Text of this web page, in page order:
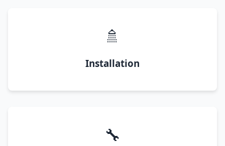
🚿
Installation
🔧